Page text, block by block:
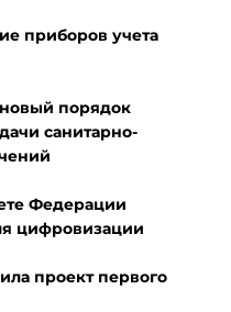
приборов учета
порядок
санитарно-
Федерации
цифровизации
проект первого